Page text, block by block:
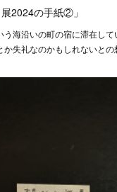
2024の手紙②」
海沿いの町の宿に滞在し
か失礼なのかもしれないと